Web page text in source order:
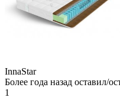
InnaStar
Более года назад оставил/
1